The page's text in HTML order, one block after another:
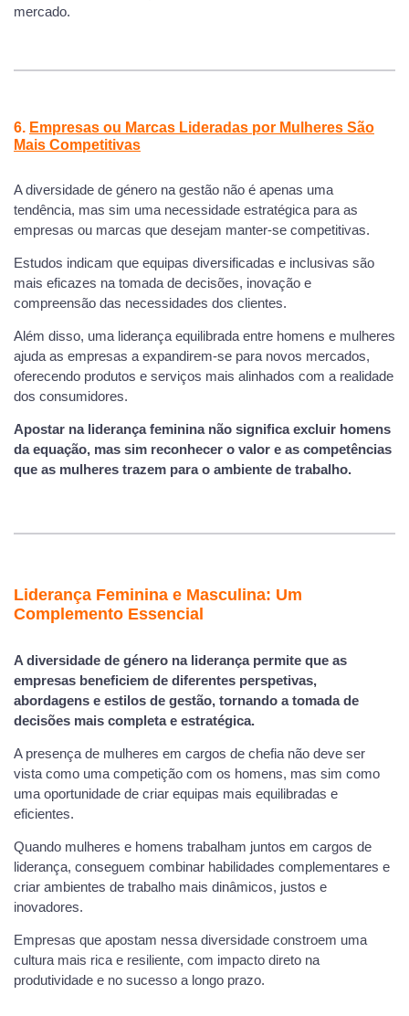
mercado.
6. Empresas ou Marcas Lideradas por Mulheres São
Mais Competitivas
A diversidade de género na gestão não é apenas uma
tendência, mas sim uma necessidade estratégica para as
empresas ou marcas que desejam manter-se competitivas.
Estudos indicam que equipas diversificadas e inclusivas são
mais eficazes na tomada de decisões, inovação e
compreensão das necessidades dos clientes.
Além disso, uma liderança equilibrada entre homens e mulheres
ajuda as empresas a expandirem-se para novos mercados,
oferecendo produtos e serviços mais alinhados com a realidade
dos consumidores.
Apostar na liderança feminina não significa excluir homens
da equação, mas sim reconhecer o valor e as competências
que as mulheres trazem para o ambiente de trabalho.
Liderança Feminina e Masculina: Um
Complemento Essencial
A diversidade de género na liderança permite que as
empresas beneficiem de diferentes perspetivas,
abordagens e estilos de gestão, tornando a tomada de
decisões mais completa e estratégica.
A presença de mulheres em cargos de chefia não deve ser
vista como uma competição com os homens, mas sim como
uma oportunidade de criar equipas mais equilibradas e
eficientes.
Quando mulheres e homens trabalham juntos em cargos de
liderança, conseguem combinar habilidades complementares e
criar ambientes de trabalho mais dinâmicos, justos e
inovadores.
Empresas que apostam nessa diversidade constroem uma
cultura mais rica e resiliente, com impacto direto na
produtividade e no sucesso a longo prazo.